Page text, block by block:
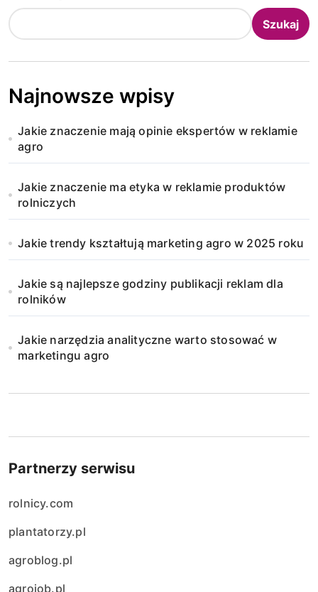
Szukaj
Najnowsze wpisy
Jakie znaczenie mają opinie ekspertów w reklamie
agro
Jakie znaczenie ma etyka w reklamie produktów
rolniczych
Jakie trendy kształtują marketing agro w 2025 roku
Jakie są najlepsze godziny publikacji reklam dla
rolników
Jakie narzędzia analityczne warto stosować w
marketingu agro
Partnerzy serwisu
rolnicy.com
plantatorzy.pl
agroblog.pl
agrojob.pl